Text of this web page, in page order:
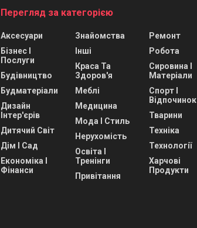
Перегляд за категорією
Аксесуари
Бізнес І
Послуги
Будівництво
Будматеріали
Дизайн
Інтер'єрів
Дитячий Світ
Дім І Сад
Економіка І
Фінанси
Знайомства
Інші
Краса Та
Здоров'я
Меблі
Медицина
Мода І Стиль
Нерухомість
Освіта І
Тренінги
Привітання
Ремонт
Робота
Сировина І
Матеріали
Спорт І
Відпочинок
Тварини
Техніка
Технології
Харчові
Продукти